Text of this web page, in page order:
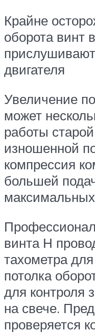
Крайне
оборота винт
двигателя
Увеличение
может
работы
изношенной
компрессия
большей
винта Н
тахометра
потолка
для контроля
на свече.
проверяется